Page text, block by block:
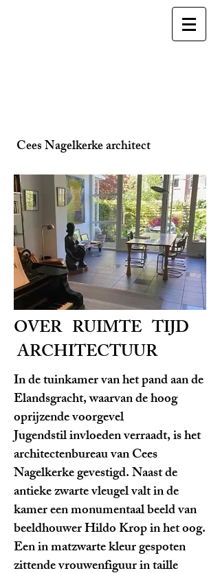
Cees Nagelkerke architect
OVER RUIMTE TIJD
ARCHITECTUUR
In de tuinkamer van het pand aan de
Elandsgracht, waarvan de hoog
oprijzende voorgevel
Jugendstil invloeden verraadt, is het
architectenbureau van Cees
Nagelkerke gevestigd. Naast de
antieke zwarte vleugel valt in de
kamer een monumentaal beeld van
beeldhouwer Hildo Krop in het oog.
Een in matzwarte kleur gespoten
zittende vrouwenfiguur in taille